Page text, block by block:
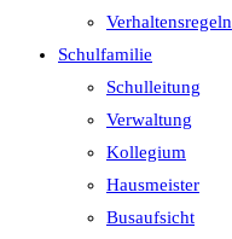
Verhaltensregeln
Schulfamilie
Schulleitung
Verwaltung
Kollegium
Hausmeister
Busaufsicht